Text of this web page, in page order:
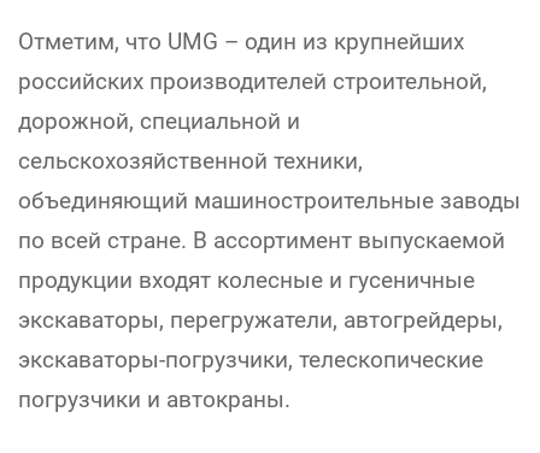
Отметим, что UMG – один из крупнейших
российских производителей строительной,
дорожной, специальной и
сельскохозяйственной техники,
объединяющий машиностроительные заводы
по всей стране. В ассортимент выпускаемой
продукции входят колесные и гусеничные
экскаваторы, перегружатели, автогрейдеры,
экскаваторы-погрузчики, телескопические
погрузчики и автокраны.